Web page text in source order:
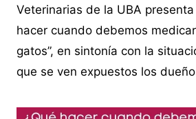
Veterinarias de la UBA presenta
hacer cuando debemos
gatos”, en sintonía con la
que se ven expuestos los